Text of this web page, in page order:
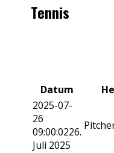
Tennis
Datum
2025-07-
26
09:00:0226.
Juli 2025